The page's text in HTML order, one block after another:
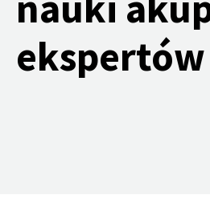
ekspertów